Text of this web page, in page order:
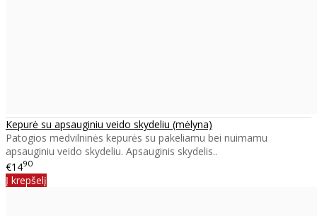
Kepurė su apsauginiu veido skydeliu (mėlyna)
Patogios medvilninės kepurės su pakeliamu bei nuimamu
apsauginiu veido skydeliu. Apsauginis skydelis..
€1490
Į krepšelį